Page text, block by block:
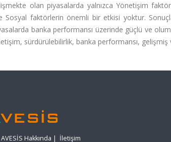
olan piyasalarda yalnızca Yönetişim
Sosyal faktörlerin önemli bir etkisi yoktur.
banka performansı üzerinde güçlü ve
sürdürülebilirlik, banka performansı,
AVESİS Hakkında | İletişim